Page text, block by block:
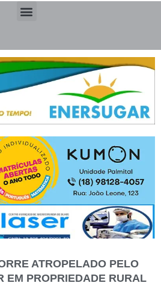
ATROPELADO PELO
EM PROPRIEDADE RURAL